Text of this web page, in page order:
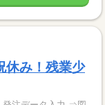
み！残業少